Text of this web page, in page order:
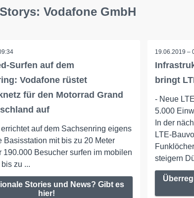
Vodafone GmbH
Surfen auf dem
Vodafone rüstet
für den Motorrad Grand
auf
auf dem Sachsenring eigens
Basisstation mit bis zu 20 Meter
190.000 Besucher surfen im mobilen
bis zu ...
Stories und News? Gibt es
hier!
19.06.2019 –
bringt
- Neue
5.000
In der
LTE-
steigern